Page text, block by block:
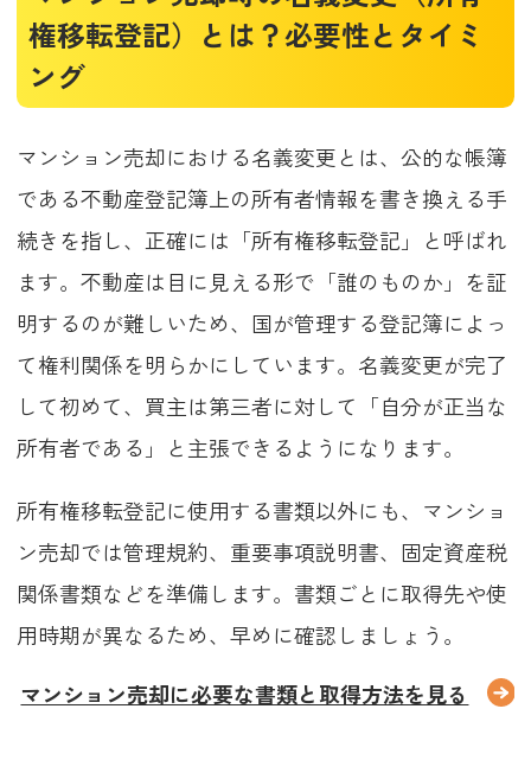
権移転登記）とは？必要性とタイミ
ング
マンション売却における名義変更とは、公的な帳簿
である不動産登記簿上の所有者情報を書き換える手
続きを指し、正確には「所有権移転登記」と呼ばれ
ます。不動産は目に見える形で「誰のものか」を証
明するのが難しいため、国が管理する登記簿によっ
て権利関係を明らかにしています。名義変更が完了
して初めて、買主は第三者に対して「自分が正当な
所有者である」と主張できるようになります。
所有権移転登記に使用する書類以外にも、マンショ
ン売却では管理規約、重要事項説明書、固定資産税
関係書類などを準備します。書類ごとに取得先や使
用時期が異なるため、早めに確認しましょう。
マンション売却に必要な書類と取得方法を見る